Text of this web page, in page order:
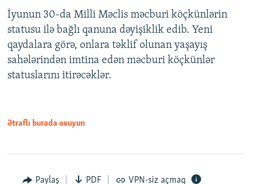
Auto 240p 360p 480p
360p
480p
720p
İyunun 30-da Milli Məclis məcburi köçkünlərin
statusu ilə bağlı qanuna dəyişiklik edib. Yeni
qaydalara görə, onlara təklif olunan yaşayış
sahələrindən imtina edən məcburi köçkünlər
statuslarını itirəcəklər.
Ətraflı burada oxuyun
Paylaş PDF VPN-siz açmaq